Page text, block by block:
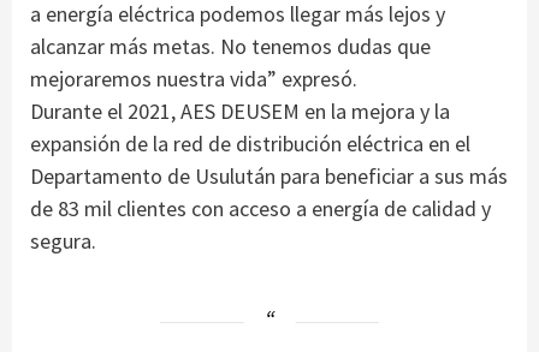
a energía eléctrica podemos llegar más lejos y
alcanzar más metas. No tenemos dudas que
mejoraremos nuestra vida” expresó.
Durante el 2021, AES DEUSEM en la mejora y la
expansión de la red de distribución eléctrica en el
Departamento de Usulután para beneficiar a sus más
de 83 mil clientes con acceso a energía de calidad y
segura.